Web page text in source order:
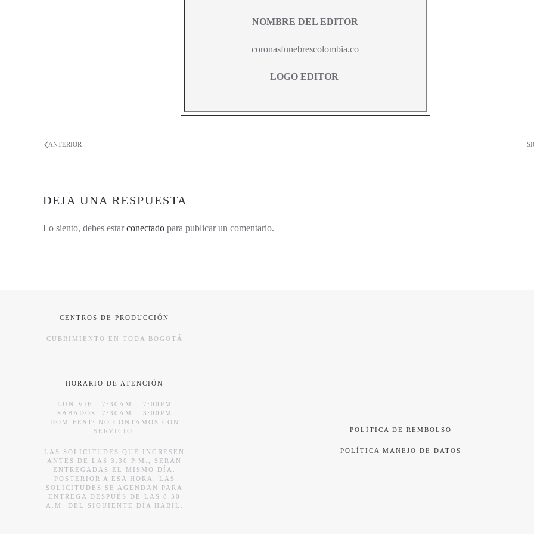
NOMBRE DEL EDITOR
coronasfunebrescolombia.co
LOGO EDITOR
ANTERIOR
DEJA UNA RESPUESTA
Lo siento, debes estarconectado para publicar un comentario.
CENTROS DE PRODUCCIÓN
CUBRIMIENTO EN TODA BOGOTÁ
HORARIO DE ATENCIÓN
LUN-VIE : 7:30AM – 7:00PM
SÁBADOS: 7:30AM – 3:00PM
DOM-FEST: NO CONTAMOS CON
SERVICIO.
LAS SOLICITUDES QUE INGRESEN
ANTES DE LAS 3.30 P.M., SERÁN
ENTREGADAS EL MISMO DÍA.
POSTERIOR A ESA HORA, LAS
SOLICITUDES SE AGENDAN PARA
ENTREGA DESPUÉS DE LAS 8.30
A.M. DEL SIGUIENTE DÍA HÁBIL.
POLÍTICA DE REMBOLSO
POLÍTICA MANEJO DE DATOS